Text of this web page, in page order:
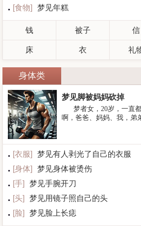
[食物] 梦见年糕
钱 被子 信
床 衣 礼
身体类
梦见脚被妈妈砍掉
梦者女，20岁，一直
啊，爸爸、妈妈、我，弟
[衣服]
梦见有人剥光了自己的衣服
[身体]
梦见身体被烫伤
[手]
梦见手腕开刀
[头]
梦见用镜子照自己的头
[脸] 梦见脸上长痣